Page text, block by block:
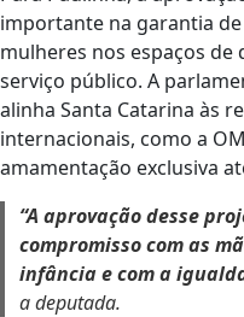
importante na garantia
mulheres nos espaços
serviço público. A
alinha Santa Catarina às
internacionais, como a
amamentação exclusiva
“A aprovação desse
compromisso com as
infância e com a
a deputada.